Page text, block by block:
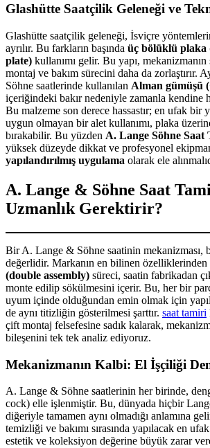
Glashütte Saatçilik Geleneği ve
Glashütte saatçilik geleneği, İsviçre
ayrılır. Bu farkların başında üç bölüklü plaka
plate) kullanımı gelir. Bu yapı, mekanizmanın
montaj ve bakım sürecini daha da zorlaştırır.
Söhne saatlerinde kullanılan Alman gümüşü
içeriğindeki bakır nedeniyle zamanla kendine
Bu malzeme son derece hassastır; en ufak bir
uygun olmayan bir alet kullanımı, plaka
bırakabilir. Bu yüzden A. Lange Söhne Saat
yüksek düzeyde dikkat ve profesyonel
yapılandırılmış uygulama olarak ele
A. Lange & Söhne Saat
Uzmanlık Gerektirir?
Bir A. Lange & Söhne saatinin mekanizması,
değerlidir. Markanın en bilinen
(double assembly) süreci, saatin fabrikadan
monte edilip sökülmesini içerir. Bu, her bir
uyum içinde olduğundan emin olmak için
de aynı titizliğin gösterilmesi şarttır. saat tamiri
çift montaj felsefesine sadık kalarak,
bileşenini tek tek analiz ediyoruz.
Mekanizmanın Kalbi: El İşçiliği
A. Lange & Söhne saatlerinin her birinde,
cock) elle işlenmiştir. Bu, dünyada hiçbir
diğeriyle tamamen aynı olmadığı anlamına
temizliği ve bakımı sırasında yapılacak en
estetik ve koleksiyon değerine büyük zarar